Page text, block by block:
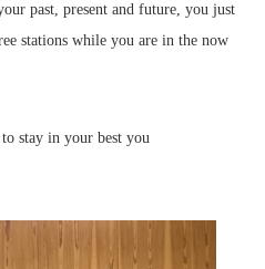
past, present and future, you just
stations while you are in the now
stay in your best you